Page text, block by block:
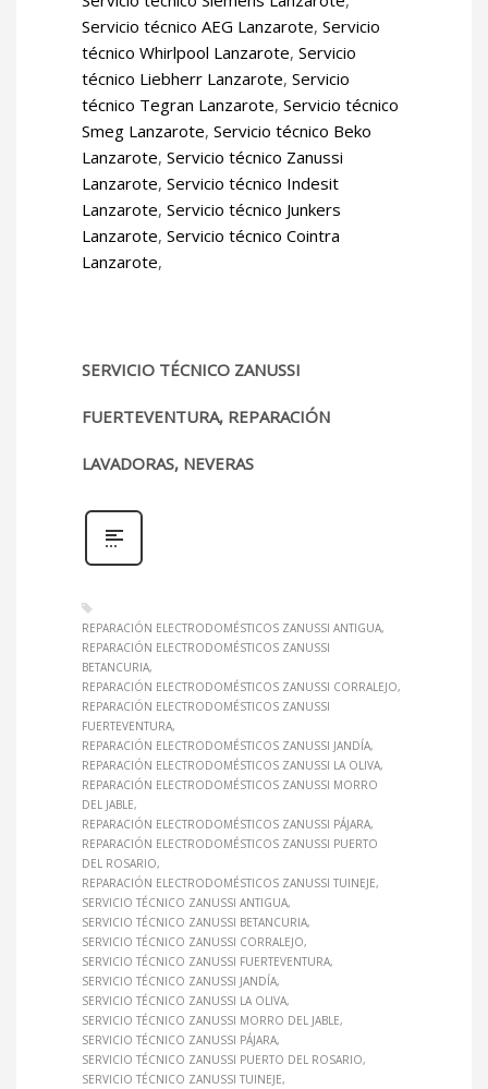
Servicio técnico AEG Lanzarote, Servicio
técnico Whirlpool Lanzarote, Servicio
técnico Liebherr Lanzarote, Servicio
técnico Tegran Lanzarote, Servicio técnico
Smeg Lanzarote, Servicio técnico Beko
Lanzarote, Servicio técnico Zanussi
Lanzarote, Servicio técnico Indesit
Lanzarote, Servicio técnico Junkers
Lanzarote, Servicio técnico Cointra
Lanzarote,
SERVICIO TÉCNICO ZANUSSI
FUERTEVENTURA, REPARACIÓN
LAVADORAS, NEVERAS
REPARACIÓN ELECTRODOMÉSTICOS ZANUSSI ANTIGUA
REPARACIÓN ELECTRODOMÉSTICOS ZANUSSI
BETANCURIA
REPARACIÓN ELECTRODOMÉSTICOS ZANUSSI CORRALEJO
REPARACIÓN ELECTRODOMÉSTICOS ZANUSSI
FUERTEVENTURA
REPARACIÓN ELECTRODOMÉSTICOS ZANUSSI JANDÍA
REPARACIÓN ELECTRODOMÉSTICOS ZANUSSI LA OLIVA
REPARACIÓN ELECTRODOMÉSTICOS ZANUSSI MORRO
DEL JABLE
REPARACIÓN ELECTRODOMÉSTICOS ZANUSSI PÁJARA
REPARACIÓN ELECTRODOMÉSTICOS ZANUSSI PUERTO
DEL ROSARIO
REPARACIÓN ELECTRODOMÉSTICOS ZANUSSI TUINEJE
SERVICIO TÉCNICO ZANUSSI ANTIGUA
SERVICIO TÉCNICO ZANUSSI BETANCURIA
SERVICIO TÉCNICO ZANUSSI CORRALEJO
SERVICIO TÉCNICO ZANUSSI FUERTEVENTURA
SERVICIO TÉCNICO ZANUSSI JANDÍA
SERVICIO TÉCNICO ZANUSSI LA OLIVA
SERVICIO TÉCNICO ZANUSSI MORRO DEL JABLE
SERVICIO TÉCNICO ZANUSSI PÁJARA
SERVICIO TÉCNICO ZANUSSI PUERTO DEL ROSARIO
SERVICIO TÉCNICO ZANUSSI TUINEJE